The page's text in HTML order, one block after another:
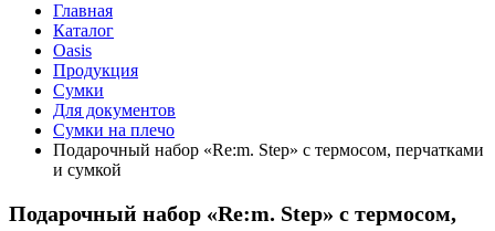
Главная
Каталог
Oasis
Продукция
Сумки
Для документов
Сумки на плечо
Подарочный набор «Re:m. Step» с термосом, перчатками
и сумкой
Подарочный набор «Re:m. Step» с термосом,